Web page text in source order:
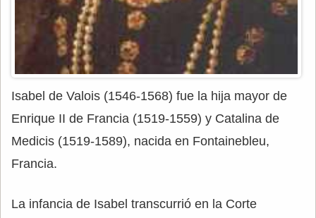
Isabel de Valois (1546-1568) fue la hija mayor de
Enrique II de Francia (1519-1559) y Catalina de
Medicis (1519-1589), nacida en Fontainebleu,
Francia.
La infancia de Isabel transcurrió en la Corte